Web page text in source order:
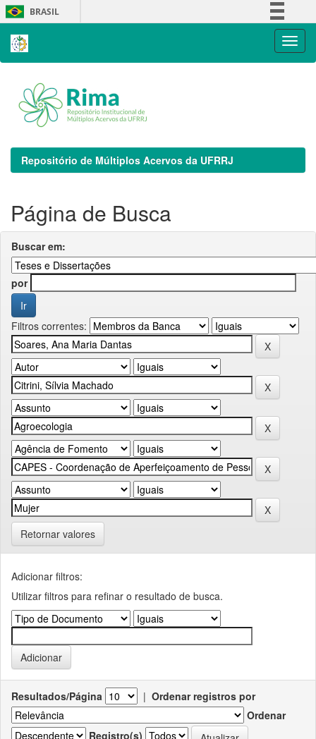
Skip
navigation
BRASIL
Repositório de Múltiplos Acervos da UFRRJ
Página de Busca
Buscar em:
por
Filtros correntes:
Retornar valores
Adicionar filtros:
Utilizar filtros para refinar o resultado de busca.
Resultados/Página | Ordenar registros por
Ordenar
Registro(s)